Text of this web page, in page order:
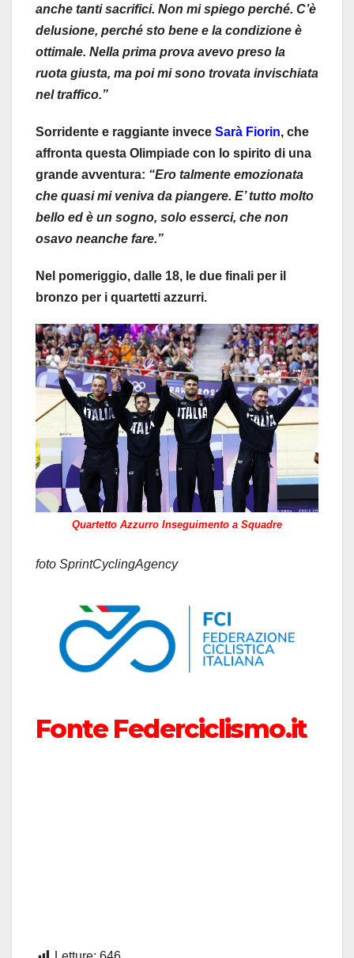
anche tanti sacrifici. Non mi spiego perché. C’è
delusione, perché sto bene e la condizione è
ottimale. Nella prima prova avevo preso la
ruota giusta, ma poi mi sono trovata invischiata
nel traffico.”
Sorridente e raggiante invece Sarà Fiorin, che
affronta questa Olimpiade con lo spirito di una
grande avventura: “Ero talmente emozionata
che quasi mi veniva da piangere. E’ tutto molto
bello ed è un sogno, solo esserci, che non
osavo neanche fare.”
Nel pomeriggio, dalle 18, le due finali per il
bronzo per i quartetti azzurri.
Quartetto Azzurro Inseguimento a Squadre
foto SprintCyclingAgency
Fonte Federciclismo.it